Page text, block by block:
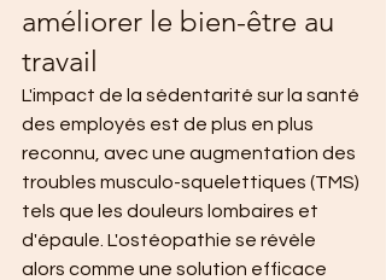
améliorer le bien-être au
travail
L'impact de la sédentarité sur la santé
des employés est de plus en plus
reconnu, avec une augmentation des
troubles musculo-squelettiques (TMS)
tels que les douleurs lombaires et
d'épaule. L'ostéopathie se révèle
alors comme une solution efficace